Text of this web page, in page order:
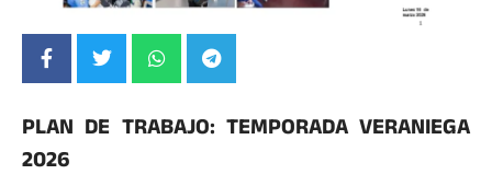
PLAN DE TRABAJO: TEMPORADA VERANIEGA
2026